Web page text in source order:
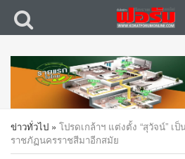
ข่าวทั่วไป » โปรดเกล้าฯ แต่งตั้ง “สุวัจน์” เ
ราชภัฏนครราชสีมาอีกสมัย